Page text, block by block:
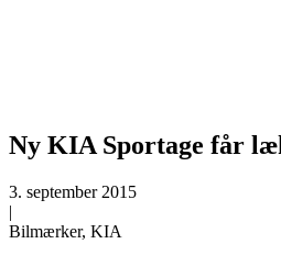
Ny KIA Sportage får
3. september 2015
|
Bilmærker, KIA